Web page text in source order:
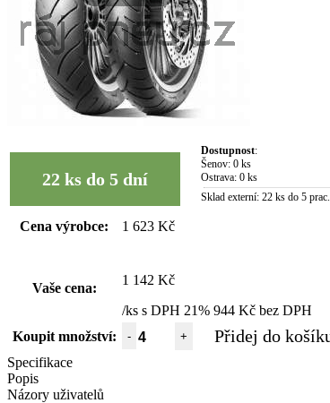
22 ks do 5 dní
Dostupnost:
Šenov: 0 ks
Ostrava: 0 ks
Sklad externí: 22 ks do 5
Cena výrobce: 1 623 Kč
Vaše cena:
1 142 Kč
/ks s DPH 21% 944 Kč bez DPH
Koupit množství:
- + Přidej do
Specifikace
Popis
Názory uživatelů